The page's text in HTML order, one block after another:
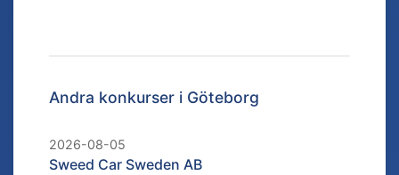
Andra konkurser i Göteborg
2026-08-05
Sweed Car Sweden AB